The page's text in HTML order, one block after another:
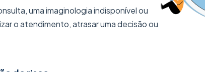
uma imaginologia indisponível ou
o atendimento, atrasar uma decisão ou